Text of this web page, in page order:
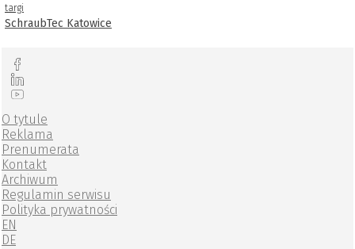
targi
SchraubTec Katowice
O tytule
Reklama
Prenumerata
Kontakt
Archiwum
Regulamin serwisu
Polityka prywatności
EN
DE